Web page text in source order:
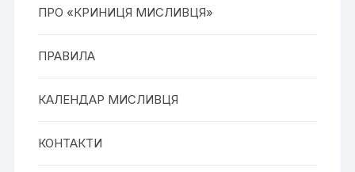
ПРО «КРИНИЦЯ МИСЛИВЦЯ»
ПРАВИЛА
КАЛЕНДАР МИСЛИВЦЯ
КОНТАКТИ